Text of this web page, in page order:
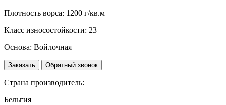
Плотность ворса: 1200 г/кв.м
Класс износостойкости: 23
Основа: Войлочная
Заказать Обратный звонок
Страна производитель:
Бельгия